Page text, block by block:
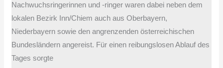
Nachwuchsringerinnen und -ringer waren dabei neben dem
lokalen Bezirk Inn/Chiem auch aus Oberbayern,
Niederbayern sowie den angrenzenden österreichischen
Bundesländern angereist. Für einen reibungslosen Ablauf des
Tages sorgte